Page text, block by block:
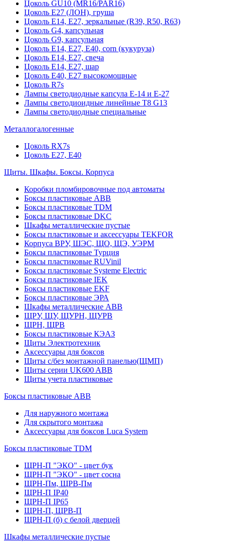
Цоколь GU10 (MR16/PAR16)
Цоколь Е27 (ЛОН), груша
Цоколь Е14, Е27, зеркальные (R39, R50, R63)
Цоколь G4, капсульная
Цоколь G9, капсульная
Цоколь Е14, Е27, Е40, corn (кукуруза)
Цоколь Е14, Е27, свеча
Цоколь Е14, Е27, шар
Цоколь Е40, Е27 высокомощные
Цоколь R7s
Лампы светодиодные капсула Е-14 и Е-27
Лампы светодиоидные линейные T8 G13
Лампы светодиодные специальные
Металлогалогенные
Цоколь RX7s
Цоколь Е27, E40
Щиты. Шкафы. Боксы. Корпуса
Коробки пломбировочные под автоматы
Боксы пластиковые ABB
Боксы пластиковые TDM
Боксы пластиковые DKC
Шкафы металлические пустые
Боксы пластиковые и аксессуары TEKFOR
Корпуса ВРУ, ШЭС, ЩО, ЩЭ, УЭРМ
Боксы пластиковые Турция
Боксы пластиковые RUVinil
Боксы пластиковые Systeme Electric
Боксы пластиковые IEK
Боксы пластиковые EKF
Боксы пластиковые ЭРА
Шкафы металлические ABB
ЩРУ, ЩУ, ЩУРН, ЩУРВ
ЩРН, ЩРВ
Боксы пластиковые КЭАЗ
Щиты Электротехник
Аксессуары для боксов
Щиты с/без монтажной панелью(ЩМП)
Щиты серии UK600 ABB
Щиты учета пластиковые
Боксы пластиковые ABB
Для наружного монтажа
Для скрытого монтажа
Аксессуары для боксов Luca System
Боксы пластиковые TDM
ЩРН-П "ЭКО" - цвет бук
ЩРН-П "ЭКО" - цвет сосна
ЩРН-Пм, ЩРВ-Пм
ЩРН-П IP40
ЩРН-П IP65
ЩРН-П, ЩРВ-П
ЩРН-П (б) с белой дверцей
Шкафы металлические пустые